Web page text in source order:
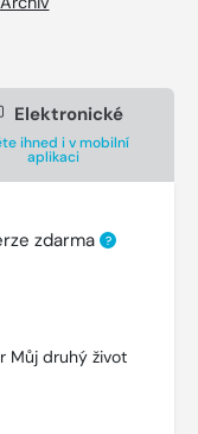
Elektronické
ihned i v mobilní
aplikaci
zdarma ?
Můj druhý život